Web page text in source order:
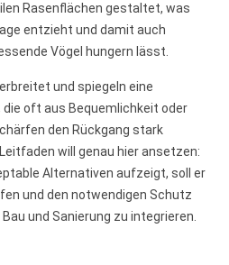
Rasenflächen gestaltet, was
entzieht und damit auch
Vögel hungern lässt.
und spiegeln eine
oft aus Bequemlichkeit oder
den Rückgang stark
will genau hier ansetzen:
Alternativen aufzeigt, soll er
und den notwendigen Schutz
und Sanierung zu integrieren.